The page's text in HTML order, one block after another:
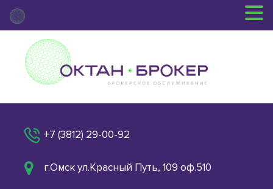
+7 (3812) 29-00-92
г.Омск ул.Красный Путь, 109 оф.510